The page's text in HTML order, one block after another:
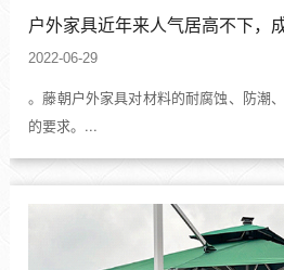
户外家具近年来人气居高不下，
2022-06-29
。藤朝户外家具对材料的耐腐蚀、防潮
的要求。...